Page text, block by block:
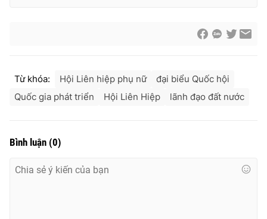
Từ khóa: Hội Liên hiệp phụ nữ
đại biểu Quốc hội
Quốc gia phát triển
Hội Liên Hiệp lãnh đạo đất nước
Bình luận (0)